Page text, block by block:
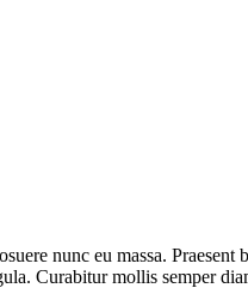
nunc eu massa.
Curabitur mollis semper